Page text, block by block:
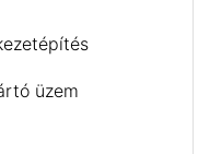
üzem